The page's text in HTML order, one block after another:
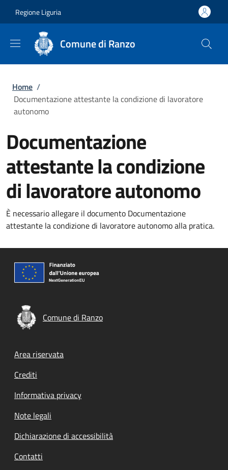
Regione Liguria
Comune di Ranzo
Briciole di pane
Home /
Documentazione attestante la condizione di lavoratore
autonomo
Documentazione
attestante la condizione
di lavoratore autonomo
È necessario allegare il documento Documentazione
attestante la condizione di lavoratore autonomo alla pratica.
Comune di Ranzo
Footer menu
Area riservata
Crediti
Informativa privacy
Note legali
Dichiarazione di accessibilità
Contatti